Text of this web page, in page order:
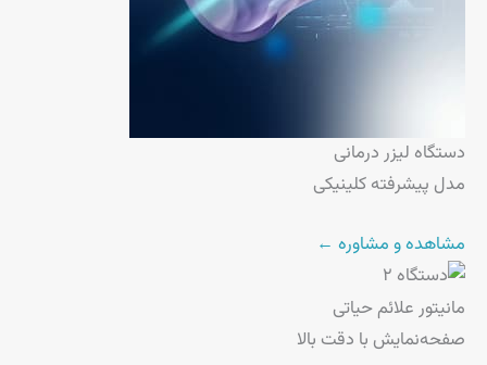
دستگاه لیزر درمانی
مدل پیشرفته کلینیکی
مشاهده و مشاوره ←
مانیتور علائم حیاتی
صفحه‌نمایش با دقت بالا